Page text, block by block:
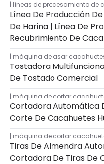
líneas de procesamiento de
Línea De Producción
De Harina | Línea De
Recubrimiento De
máquina de asar
Tostadora
De Tostado Comercial
máquina de cortar
Cortadora Automática
Corte De Cacahuetes
máquina de cortar
Tiras De Almendra
Cortadora De Tiras De